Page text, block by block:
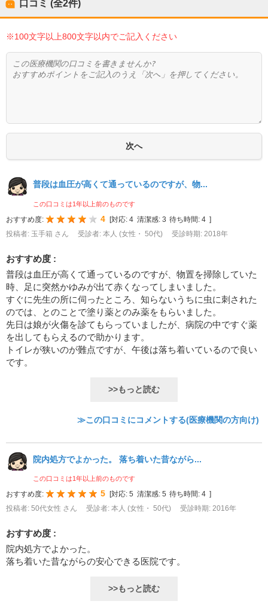
口コミ (全2件)
※100文字以上800文字以内でご記入ください
普段は血圧が高くて通っているのですが、物...
この口コミは1年以上前のものです
おすすめ度: 4 [対応: 4 清潔感: 3 待ち時間: 4 ]
投稿者: 玉手箱 さん
受診者: 本人 (女性・ 50代) 受診時期: 2018年
おすすめ度 :
普段は血圧が高くて通っているのですが、物置を掃除していた
時、足に突然かゆみが出て赤くなってしまいました。
すぐに先生の所に伺ったところ、知らないうちに虫に刺された
のでは、とのことで塗り薬とのみ薬をもらいました。
先日は娘が火傷を診てもらっていましたが、病院の中ですぐ薬
を出してもらえるので助かります。
トイレが狭いのが難点ですが、午後は落ち着いているので良い
です。
>>もっと読む
≫この口コミにコメントする(医療機関の方向け)
院内処方でよかった。 落ち着いた昔ながら...
この口コミは1年以上前のものです
おすすめ度: 5 対応: 5 清潔感: 5 待ち時間: 4
投稿者: 50代女性 さん
受診者: 本人 (女性・ 50代) 受診時期: 2016年
おすすめ度 :
院内処方でよかった。
落ち着いた昔ながらの安心できる医院です。
>>もっと読む